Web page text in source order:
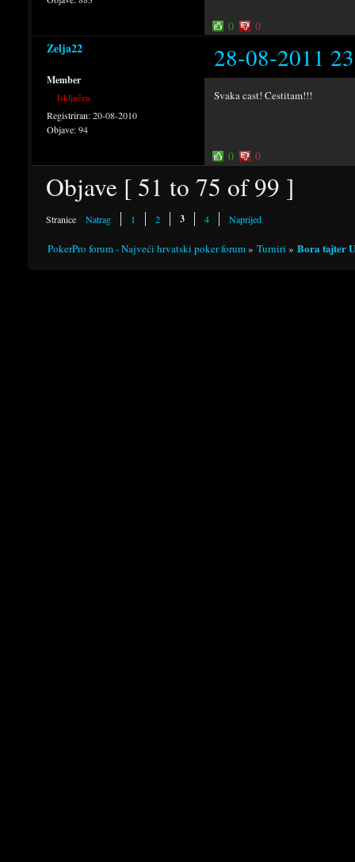
0 0
Zelja22 28-08-2011
Member
Isključen
Registriran:20-08-2010
Objave:94
Svaka cast! Cestitam!!!
0 0
Objave [ 51 to 75 of 99 ]
Stranice Natrag 1 2 3 4 Naprijed
PokerPro forum - Najveći hrvatski poker forum» Turniri » Bora tajter